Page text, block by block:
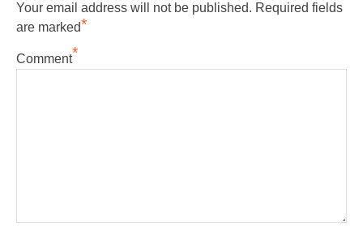
Your email address will not be published. Required fields
are marked*
Comment*